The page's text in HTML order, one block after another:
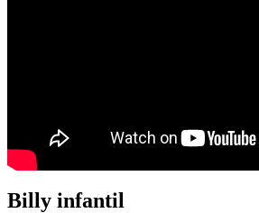
Billy infantil